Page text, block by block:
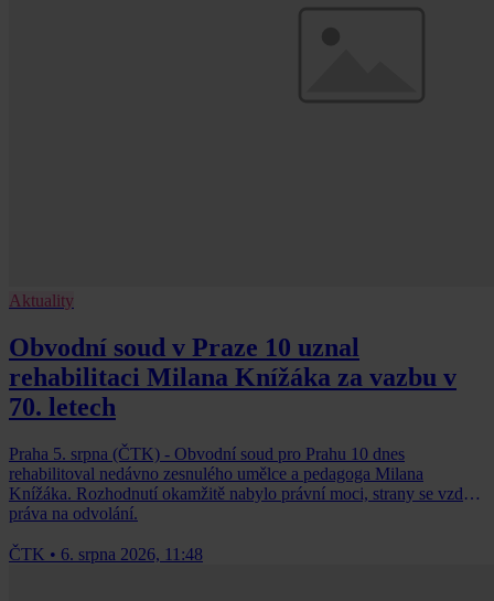
Aktuality
Obvodní soud v Praze 10 uznal
rehabilitaci Milana Knížáka za vazbu v
70. letech
Praha 5. srpna (ČTK) - Obvodní soud pro Prahu 10 dnes
rehabilitoval nedávno zesnulého umělce a pedagoga Milana
Knížáka. Rozhodnutí okamžitě nabylo právní moci, strany se vzdaly
práva na odvolání.
ČTK • 6. srpna 2026, 11:48